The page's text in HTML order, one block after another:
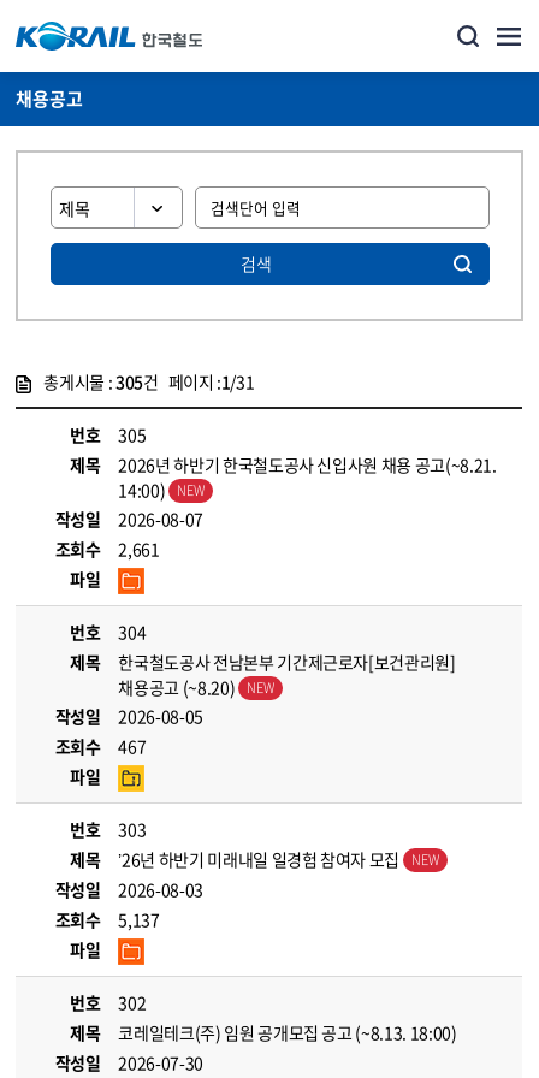
채용공고
검색
총게시물 :305건 페이지 :1/31
번호
305
제목
2026년 하반기 한국철도공사 신입사원 채용 공고(~8.21.
14:00)
작성일
2026-08-07
조회수
2,661
파일
번호
304
제목
한국철도공사 전남본부 기간제근로자[보건관리원]
채용공고 (~8.20)
작성일
2026-08-05
조회수
467
파일
번호
303
제목
’26년 하반기 미래내일 일경험 참여자 모집
작성일
2026-08-03
조회수
5,137
파일
번호
302
제목
코레일테크(주) 임원 공개모집 공고 (~8.13. 18:00)
작성일
2026-07-30